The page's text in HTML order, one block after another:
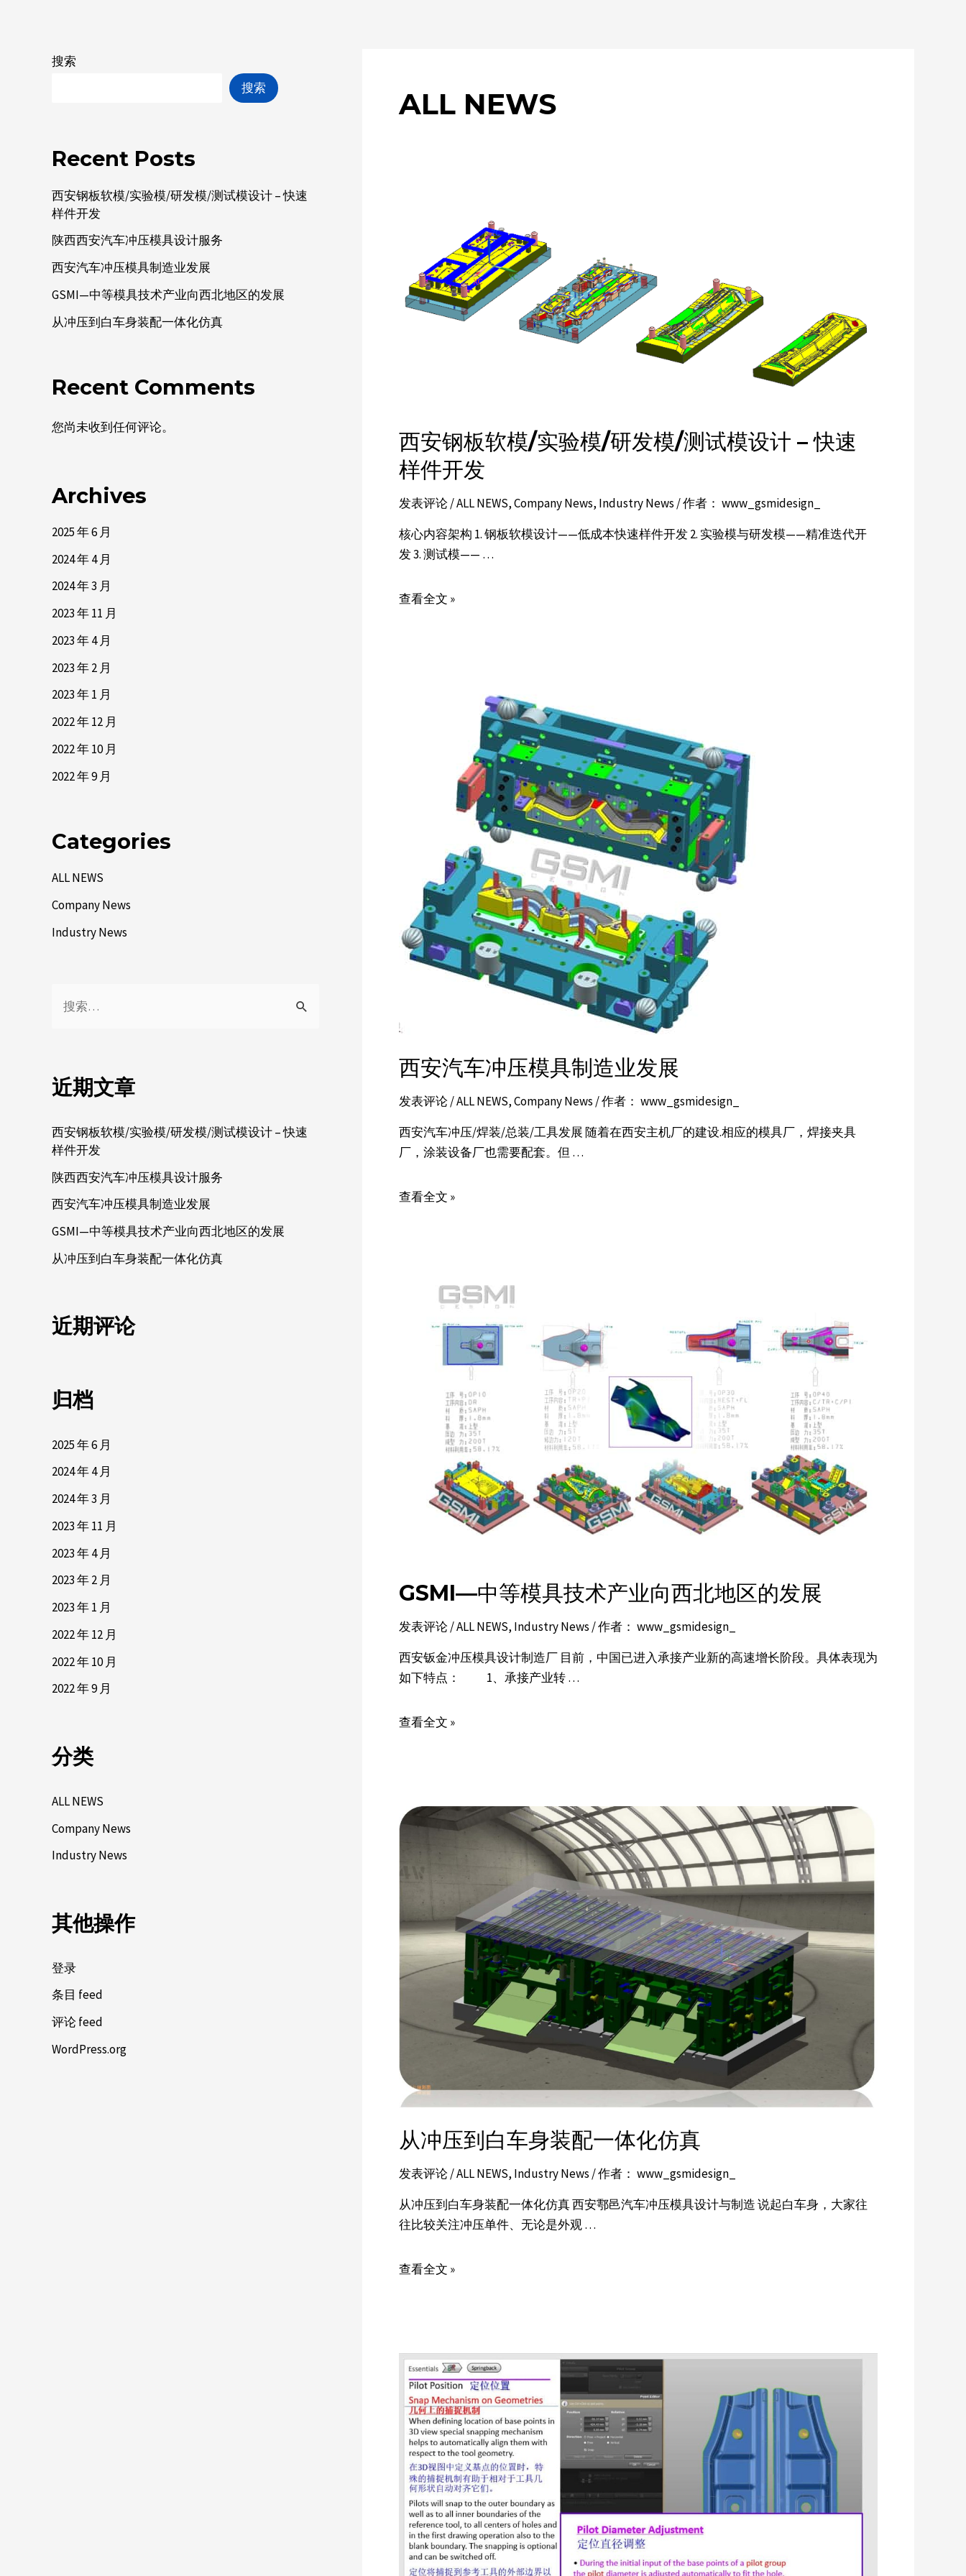
搜索
搜索
Recent Posts
西安钢板软模/实验模/研发模/测试模设计 – 快速
样件开发
陕西西安汽车冲压模具设计服务
西安汽车冲压模具制造业发展
GSMI—中等模具技术产业向西北地区的发展
从冲压到白车身装配一体化仿真
Recent Comments
您尚未收到任何评论。
Archives
2025 年 6 月
2024 年 4 月
2024 年 3 月
2023 年 11 月
2023 年 4 月
2023 年 2 月
2023 年 1 月
2022 年 12 月
2022 年 10 月
2022 年 9 月
Categories
ALL NEWS
Company News
Industry News
近期文章
西安钢板软模/实验模/研发模/测试模设计 – 快速
样件开发
陕西西安汽车冲压模具设计服务
西安汽车冲压模具制造业发展
GSMI—中等模具技术产业向西北地区的发展
从冲压到白车身装配一体化仿真
近期评论
归档
2025 年 6 月
2024 年 4 月
2024 年 3 月
2023 年 11 月
2023 年 4 月
2023 年 2 月
2023 年 1 月
2022 年 12 月
2022 年 10 月
2022 年 9 月
分类
ALL NEWS
Company News
Industry News
其他操作
登录
条目 feed
评论 feed
WordPress.org
ALL NEWS
西安钢板软模/实验模/研发模/测试模设计 – 快速
样件开发
发表评论 /ALL NEWS,Company News, Industry News / 作者： www_gsmidesign_
核心内容架构 1. 钢板软模设计——低成本快速样件开发 2. 实验模与研发模——精准迭代开
发 3. 测试模—— …
查看全文 »
西安汽车冲压模具制造业发展
发表评论 /ALL NEWS,Company News / 作者： www_gsmidesign_
西安汽车冲压/焊装/总装/工具发展 随着在西安主机厂的建设.相应的模具厂，焊接夹具
厂，涂装设备厂也需要配套。但 …
查看全文 »
GSMI—中等模具技术产业向西北地区的发展
发表评论 /ALL NEWS, Industry News / 作者： www_gsmidesign_
西安钣金冲压模具设计制造厂 目前，中国已进入承接产业新的高速增长阶段。具体表现为
如下特点： 1、承接产业转 …
查看全文 »
从冲压到白车身装配一体化仿真
发表评论 /ALL NEWS, Industry News / 作者： www_gsmidesign_
从冲压到白车身装配一体化仿真 西安鄠邑汽车冲压模具设计与制造 说起白车身，大家往
往比较关注冲压单件、无论是外观 …
查看全文 »